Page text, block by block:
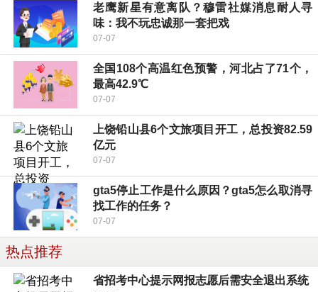
老鹰新星有意离队？穆雷社媒消息耐人寻
味：我不玩忠诚那一套把戏
07-07
全国108个高温红色预警，河北占了71个，
最高42.9℃
07-07
上饶铅山县6个文旅项目开工，总投资82.59
亿元
07-07
gta5停止工作是什么原因？gta5怎么取消寻
找工作的任务？
07-07
热点推荐
省招考中心提示网报志愿后需安全退出系统